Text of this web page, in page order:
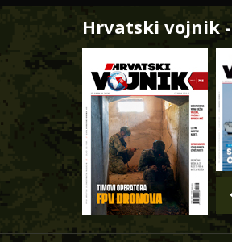
Hrvatski vojnik